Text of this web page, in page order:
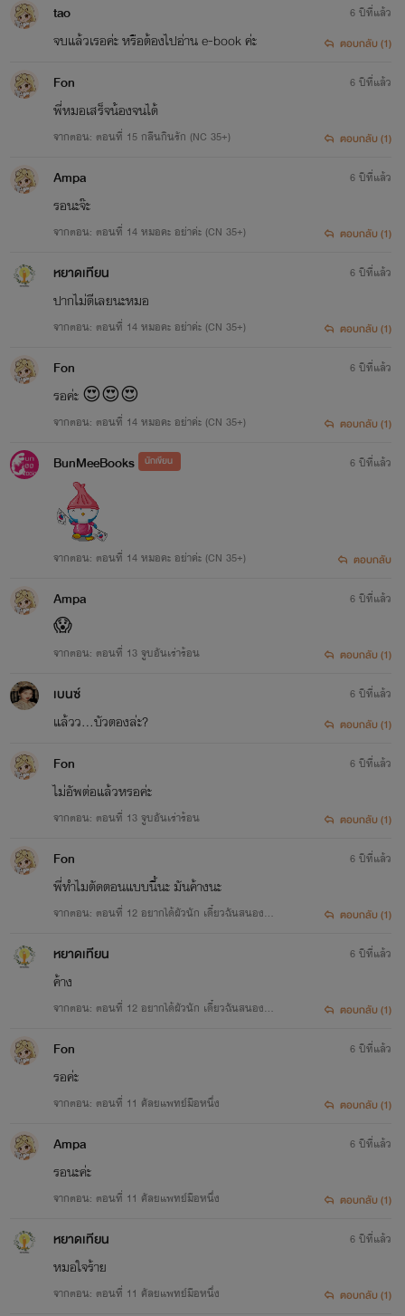
tao
จบแล้วเรอค่ะ หรือต้องไปอ่าน e-book ค่ะ
6 ปีที่แล้ว
ตอบกลับ (1)
Fon
พี่หมอเสร็จน้องจนได้
จากตอน: ตอนที่ 15 กลืนกินรัก (NC 35+)
6 ปีที่แล้ว
ตอบกลับ (1)
Ampa
รอนะจ๊ะ
จากตอน: ตอนที่ 14 หมอคะ อย่าค่ะ (CN 35+)
6 ปีที่แล้ว
ตอบกลับ (1)
หยาดเทียน
ปากไม่ดีเลยนะหมอ
จากตอน: ตอนที่ 14 หมอคะ อย่าค่ะ (CN 35+)
6 ปีที่แล้ว
ตอบกลับ (1)
Fon
รอค่ะ​ 😍😍😍
จากตอน: ตอนที่ 14 หมอคะ อย่าค่ะ (CN 35+)
6 ปีที่แล้ว
ตอบกลับ (1)
BunMeeBooks นักเขียน
จากตอน: ตอนที่ 14 หมอคะ อย่าค่ะ (CN 35+)
6 ปีที่แล้ว
ตอบกลับ
Ampa
😱
จากตอน: ตอนที่ 13 จูบอันเร่าร้อน
6 ปีที่แล้ว
ตอบกลับ (1)
เบนซ์
แล้วว...บัวตองล่ะ?
6 ปีที่แล้ว
ตอบกลับ (1)
Fon
ไม่อัพต่อแล้วหรอค่ะ
จากตอน: ตอนที่ 13 จูบอันเร่าร้อน
6 ปีที่แล้ว
ตอบกลับ (1)
Fon
พี่ทำไมตัดตอนแบบนี้นะ​ มันค้างนะ
จากตอน: ตอนที่ 12 อยากได้ผัวนัก เดี๋ยวฉันสนองให้
6 ปีที่แล้ว
ตอบกลับ (1)
หยาดเทียน
ค้าง
จากตอน: ตอนที่ 12 อยากได้ผัวนัก เดี๋ยวฉันสนองให้
6 ปีที่แล้ว
ตอบกลับ (1)
Fon
รอค่ะ
จากตอน: ตอนที่ 11 ศัลยแพทย์มือหนึ่ง
6 ปีที่แล้ว
ตอบกลับ (1)
Ampa
รอนะค่ะ
จากตอน: ตอนที่ 11 ศัลยแพทย์มือหนึ่ง
6 ปีที่แล้ว
ตอบกลับ (1)
หยาดเทียน
หมอใจร้าย
จากตอน: ตอนที่ 11 ศัลยแพทย์มือหนึ่ง
6 ปีที่แล้ว
ตอบกลับ (1)